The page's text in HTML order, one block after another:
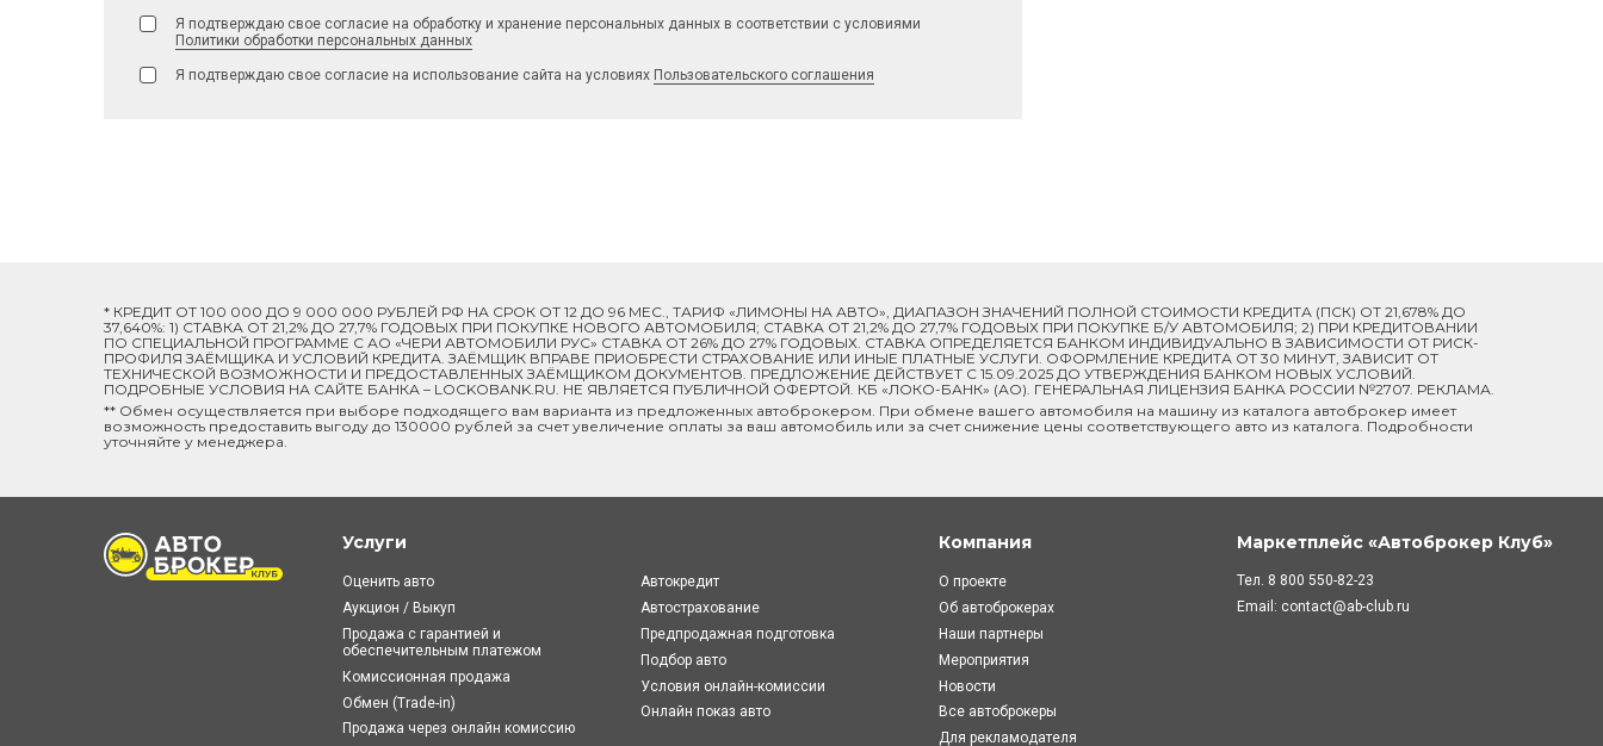
Я подтверждаю свое согласие на обработку и хранение персональных данных в соответствии с условиями
Политики обработки персональных данных
Я подтверждаю свое согласие на использование сайта на условиях Пользовательского соглашения
* КРЕДИТ ОТ 100 000 ДО 9 000 000 РУБЛЕЙ РФ НА СРОК ОТ 12 ДО 96 МЕС., ТАРИФ «ЛИМОНЫ НА АВТО», ДИАПАЗОН ЗНАЧЕНИЙ ПОЛНОЙ СТОИМОСТИ КРЕДИТА (ПСК) ОТ 21,678% ДО
37,640%: 1) СТАВКА ОТ 21,2% ДО 27,7% ГОДОВЫХ ПРИ ПОКУПКЕ НОВОГО АВТОМОБИЛЯ; СТАВКА ОТ 21,2% ДО 27,7% ГОДОВЫХ ПРИ ПОКУПКЕ Б/У АВТОМОБИЛЯ; 2) ПРИ КРЕДИТОВАНИИ
ПО СПЕЦИАЛЬНОЙ ПРОГРАММЕ C АО «ЧЕРИ АВТОМОБИЛИ РУС» СТАВКА ОТ 26% ДО 27% ГОДОВЫХ. СТАВКА ОПРЕДЕЛЯЕТСЯ БАНКОМ ИНДИВИДУАЛЬНО В ЗАВИСИМОСТИ ОТ РИСК-
ПРОФИЛЯ ЗАЁМЩИКА И УСЛОВИЙ КРЕДИТА. ЗАЁМЩИК ВПРАВЕ ПРИОБРЕСТИ СТРАХОВАНИЕ ИЛИ ИНЫЕ ПЛАТНЫЕ УСЛУГИ. ОФОРМЛЕНИЕ КРЕДИТА ОТ 30 МИНУТ, ЗАВИСИТ ОТ
ТЕХНИЧЕСКОЙ ВОЗМОЖНОСТИ И ПРЕДОСТАВЛЕННЫХ ЗАЁМЩИКОМ ДОКУМЕНТОВ. ПРЕДЛОЖЕНИЕ ДЕЙСТВУЕТ С 15.09.2025 ДО УТВЕРЖДЕНИЯ БАНКОМ НОВЫХ УСЛОВИЙ.
ПОДРОБНЫЕ УСЛОВИЯ НА САЙТЕ БАНКА – LOCKOBANK.RU. НЕ ЯВЛЯЕТСЯ ПУБЛИЧНОЙ ОФЕРТОЙ. КБ «ЛОКО-БАНК» (АО). ГЕНЕРАЛЬНАЯ ЛИЦЕНЗИЯ БАНКА РОССИИ №2707. РЕКЛАМА.
** Обмен осуществляется при выборе подходящего вам варианта из предложенных автоброкером. При обмене вашего автомобиля на машину из каталога автоброкер имеет
возможность предоставить выгоду до 130000 рублей за счет увеличение оплаты за ваш автомобиль или за счет снижение цены соответствующего авто из каталога. Подробности
уточняйте у менеджера.
Услуги
Оценить авто
Аукцион / Выкуп
Продажа с гарантией и
обеспечительным платежом
Комиссионная продажа
Обмен (Trade-in)
Продажа через онлайн комиссию
Автокредит
Автострахование
Предпродажная подготовка
Подбор авто
Условия онлайн-комиcсии
Онлайн показ авто
Компания
О проекте
Об автоброкерах
Наши партнеры
Мероприятия
Новости
Все автоброкеры
Для рекламодателя
Маркетплейс «Автоброкер Клуб»
Тел. 8 800 550-82-23
Email: contact@ab-club.ru